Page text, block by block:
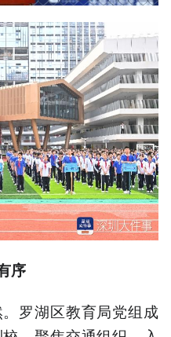
序
罗湖区教育局党组成